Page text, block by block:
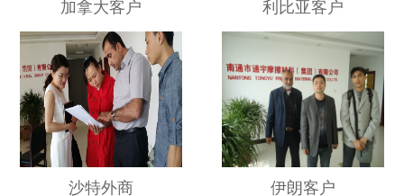
加拿大客户 利比亚客户
沙特外商 伊朗客户